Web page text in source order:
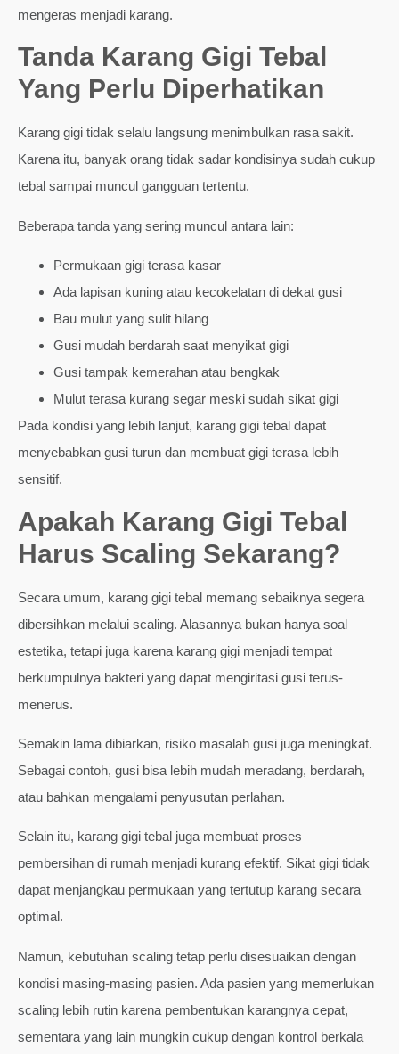
mengeras menjadi karang.
Tanda Karang Gigi Tebal
Yang Perlu Diperhatikan
Karang gigi tidak selalu langsung menimbulkan rasa sakit.
Karena itu, banyak orang tidak sadar kondisinya sudah cukup
tebal sampai muncul gangguan tertentu.
Beberapa tanda yang sering muncul antara lain:
Permukaan gigi terasa kasar
Ada lapisan kuning atau kecokelatan di dekat gusi
Bau mulut yang sulit hilang
Gusi mudah berdarah saat menyikat gigi
Gusi tampak kemerahan atau bengkak
Mulut terasa kurang segar meski sudah sikat gigi
Pada kondisi yang lebih lanjut, karang gigi tebal dapat
menyebabkan gusi turun dan membuat gigi terasa lebih
sensitif.
Apakah Karang Gigi Tebal
Harus Scaling Sekarang?
Secara umum, karang gigi tebal memang sebaiknya segera
dibersihkan melalui scaling. Alasannya bukan hanya soal
estetika, tetapi juga karena karang gigi menjadi tempat
berkumpulnya bakteri yang dapat mengiritasi gusi terus-
menerus.
Semakin lama dibiarkan, risiko masalah gusi juga meningkat.
Sebagai contoh, gusi bisa lebih mudah meradang, berdarah,
atau bahkan mengalami penyusutan perlahan.
Selain itu, karang gigi tebal juga membuat proses
pembersihan di rumah menjadi kurang efektif. Sikat gigi tidak
dapat menjangkau permukaan yang tertutup karang secara
optimal.
Namun, kebutuhan scaling tetap perlu disesuaikan dengan
kondisi masing-masing pasien. Ada pasien yang memerlukan
scaling lebih rutin karena pembentukan karangnya cepat,
sementara yang lain mungkin cukup dengan kontrol berkala